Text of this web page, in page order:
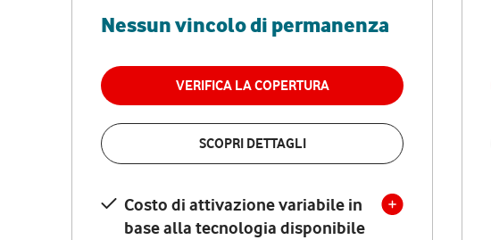
Nessun vincolo di permanenza
VERIFICA LA COPERTURA
SCOPRI DETTAGLI
Costo di attivazione variabile in
base alla tecnologia disponibile